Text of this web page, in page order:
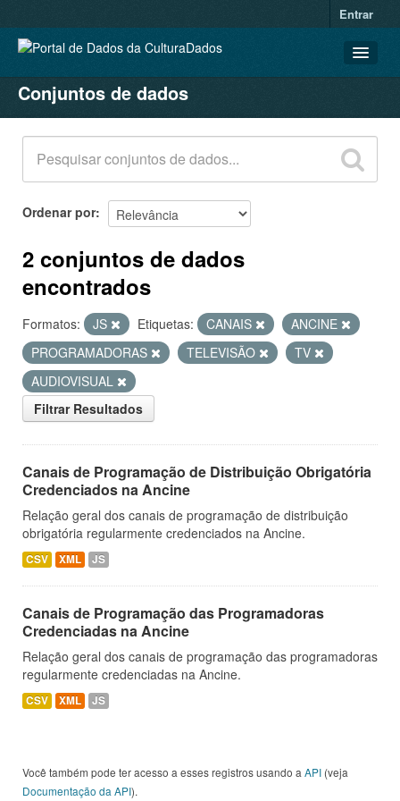
Entrar
CONJUNTOS DE DADOS
ORGANIZAÇÕES
GRUPOS
SOBRE
Conjuntos de dados
Ordenar por
2 conjuntos de dados
encontrados
Formatos: JS Etiquetas: CANAIS
ANCINE
PROGRAMADORAS
TELEVISÃO
TV
AUDIOVISUAL
Filtrar Resultados
Canais de Programação de Distribuição Obrigatória
Credenciados na Ancine
Relação geral dos canais de programação de distribuição
obrigatória regularmente credenciados na Ancine.
CSV XML JS
Canais de Programação das Programadoras
Credenciadas na Ancine
Relação geral dos canais de programação das programadoras
regularmente credenciadas na Ancine.
CSV XML JS
Você também pode ter acesso a esses registros usando a API (veja
Documentação da API).